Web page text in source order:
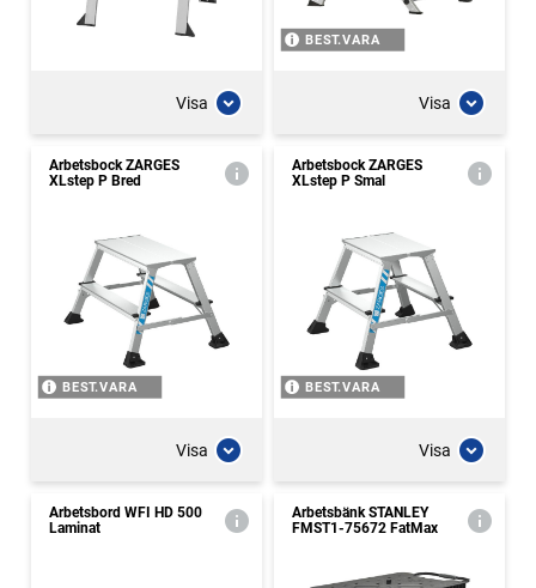
Visa
BEST.VARA
Visa
Arbetsbock ZARGES
XLstep P Bred
BEST.VARA
Visa
Arbetsbock ZARGES
XLstep P Smal
BEST.VARA
Visa
Arbetsbord WFI HD 500
Laminat
Arbetsbänk STANLEY
FMST1-75672 FatMax